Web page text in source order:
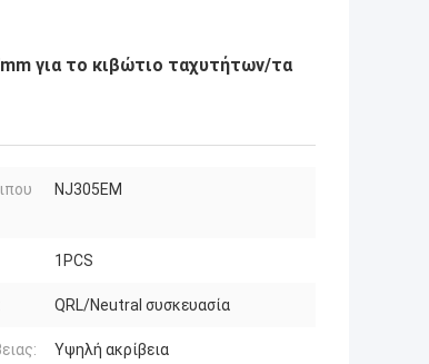
για το κιβώτιο ταχυτήτων/τα
NJ305EM
1PCS
QRL/Neutral συσκευασία
Υψηλή ακρίβεια